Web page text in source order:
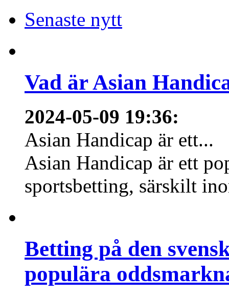
Senaste nytt
Vad är Asian
2024-05-09 19:36:
Asian Handicap är ett...
Asian Handicap är ett
sportsbetting, särskilt
Betting på den
populära